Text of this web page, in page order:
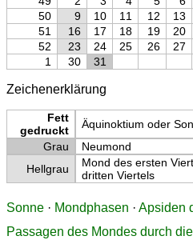
50
9 10 11 12 13
51
16 17 18 19 20
52
23 24 25 26 27
1
30 31
Zeichenerklärung
Fett
gedruckt
Äquinoktium oder
Grau
Neumond
Hellgrau
Mond des ersten
dritten Viertels
Sonne · Mondphasen · Apsiden
Passagen des Mondes durch